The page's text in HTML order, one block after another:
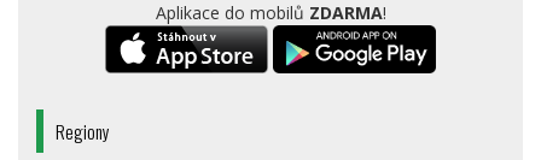
Aplikace do mobilů ZDARMA!
Regiony